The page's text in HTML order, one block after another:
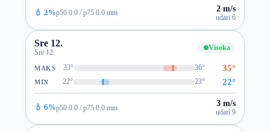
💧 2%p50 0.0 / p75 0.0 mm 2 m/s
udari 6
Sre 12.
Sre 12.
Visoka
MAKS 33° 36° 35°
MIN 22° 23° 22°
💧 6%p50 0.0 / p75 0.0 mm 3 m/s
udari 9